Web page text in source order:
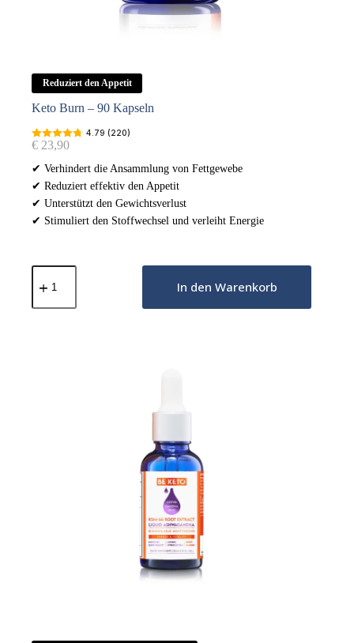
Reduziert den Appetit
Keto Burn – 90 Kapseln
4.79 (220)
€ 23,90
✔ Verhindert die Ansammlung von Fettgewebe
✔ Reduziert effektiv den Appetit
✔ Unterstützt den Gewichtsverlust
✔ Stimuliert den Stoffwechsel und verleiht Energie
Keto
Burn
90
In den Warenkorb